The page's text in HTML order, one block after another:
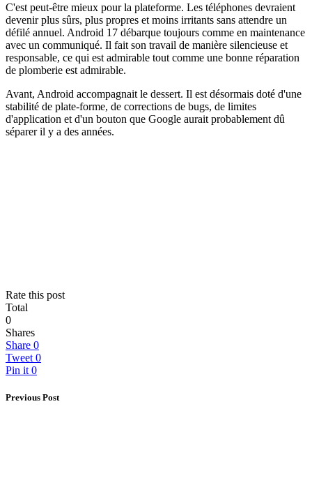
C'est peut-être mieux pour la plateforme. Les téléphones devraient
devenir plus sûrs, plus propres et moins irritants sans attendre un
défilé annuel. Android 17 débarque toujours comme en maintenance
avec un communiqué. Il fait son travail de manière silencieuse et
responsable, ce qui est admirable tout comme une bonne réparation
de plomberie est admirable.
Avant, Android accompagnait le dessert. Il est désormais doté d'une
stabilité de plate-forme, de corrections de bugs, de limites
d'application et d'un bouton que Google aurait probablement dû
séparer il y a des années.
Rate this post
Total
0
Shares
Share 0
Tweet 0
Pin it 0
Previous Post